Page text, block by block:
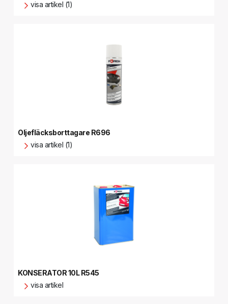
visa artikel (1)
Oljefläcksborttagare R696
visa artikel (1)
KONSERATOR 10L R545
visa artikel